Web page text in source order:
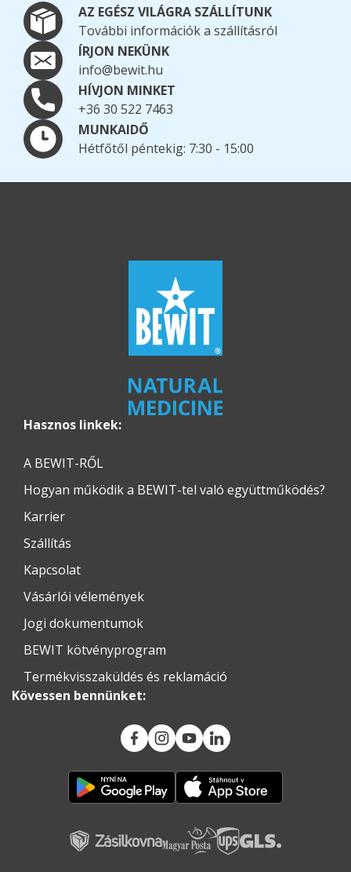
AZ EGÉSZ VILÁGRA SZÁLLÍTUNK
További információk a szállításról
ÍRJON NEKÜNK
info@bewit.hu
HÍVJON MINKET
+36 30 522 7463
MUNKAIDŐ
Hétfőtől péntekig: 7:30 - 15:00
Hasznos linkek:
A BEWIT-RŐL
Hogyan működik a BEWIT-tel való együttműködés?
Karrier
Szállítás
Kapcsolat
Vásárlói vélemények
Jogi dokumentumok
BEWIT kötvényprogram
Termékvisszaküldés és reklamáció
Kövessen bennünket: